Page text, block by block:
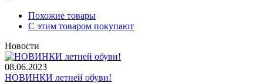
Похожие товары
С этим товаром покупают
Новости
08.06.2023
НОВИНКИ летней обуви!